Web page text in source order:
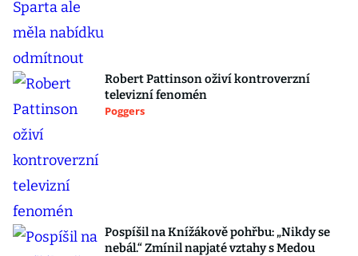
Robert Pattinson oživí kontroverzní
televizní fenomén
Poggers
Pospíšil na Knížákově pohřbu: „Nikdy se
nebál.“ Zmínil napjaté vztahy s Medou